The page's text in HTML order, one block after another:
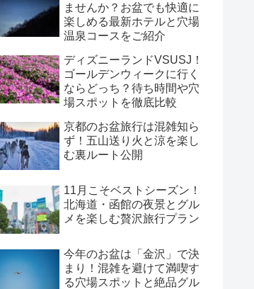
ませんか？お盆でも快適に
楽しめる最新ホテルと穴場
温泉コースをご紹介
ディズニーランドVSUSJ！
ゴールデンウィークに行く
ならどっち？待ち時間や穴
場スポットを徹底比較
京都のお盆旅行は混雑知ら
ず！五山送り火と涼を楽し
む裏ルート公開
11月こそベストシーズン！
北海道・函館の夜景とグル
メを楽しむ贅沢旅行プラン
今年のお盆は「金沢」で決
まり！混雑を避けて満喫す
る穴場スポットと絶品グル